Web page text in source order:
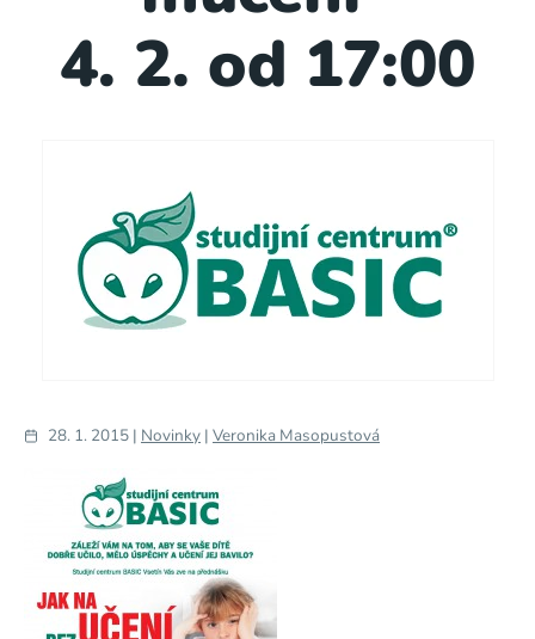
4. 2. od 17:00
28. 1. 2015 | Novinky | Veronika Masopustová